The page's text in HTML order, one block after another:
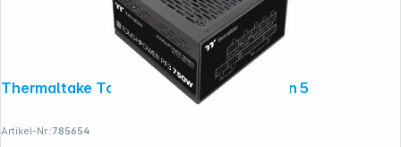
Thermaltake Toughpower PF3 750W Gen 5
Artikel-Nr.:785654